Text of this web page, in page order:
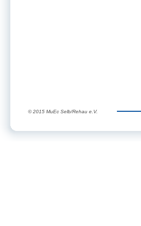
© 2015 MuEc Selb/Rehau e.V.